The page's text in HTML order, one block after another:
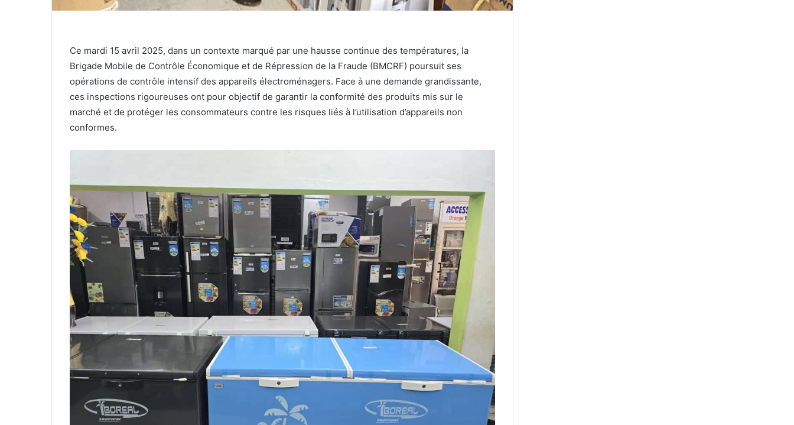
Ce mardi 15 avril 2025, dans un contexte marqué par une hausse continue des températures, la
Brigade Mobile de Contrôle Économique et de Répression de la Fraude (BMCRF) poursuit ses
opérations de contrôle intensif des appareils électroménagers. Face à une demande grandissante,
ces inspections rigoureuses ont pour objectif de garantir la conformité des produits mis sur le
marché et de protéger les consommateurs contre les risques liés à l’utilisation d’appareils non
conformes.